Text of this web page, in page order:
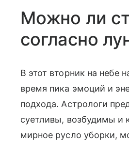
Можно ли
согласно
В этот вторник на
время пика эмоций и
подхода. Астрологи
суетливы, возбудимы и
мирное русло уборки,